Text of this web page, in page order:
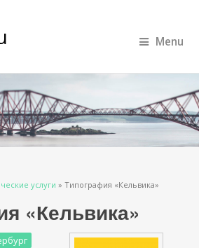
Menu
услуги » Типография «Кельвика»
«Кельвика»